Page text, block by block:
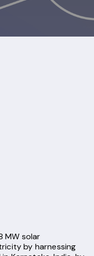
MW solar
by harnessing